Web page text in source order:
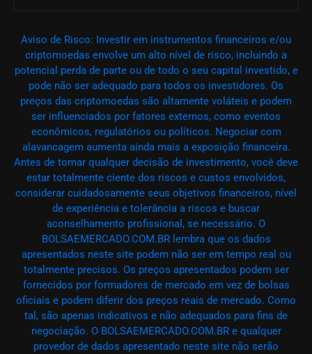
Aviso de Risco: Investir em instrumentos financeiros e/ou
criptomoedas envolve um alto nível de risco, incluindo a
potencial perda de parte ou de todo o seu capital investido, e
pode não ser adequado para todos os investidores. Os
preços das criptomoedas são altamente voláteis e podem
ser influenciados por fatores externos, como eventos
econômicos, regulatórios ou políticos. Negociar com
alavancagem aumenta ainda mais a exposição financeira.
Antes de tomar qualquer decisão de investimento, você deve
estar totalmente ciente dos riscos e custos envolvidos,
considerar cuidadosamente seus objetivos financeiros, nível
de experiência e tolerância a riscos e buscar
aconselhamento profissional, se necessário. O
BOLSAEMERCADO.COM.BR lembra que os dados
apresentados neste site podem não ser em tempo real ou
totalmente precisos. Os preços apresentados podem ser
fornecidos por formadores de mercado em vez de bolsas
oficiais e podem diferir dos preços reais de mercado. Como
tal, são apenas indicativos e não adequados para fins de
negociação. O BOLSAEMERCADO.COM.BR e qualquer
provedor de dados apresentado neste site não serão